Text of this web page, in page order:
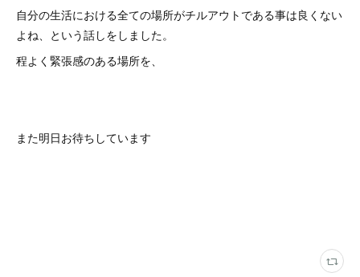
自分の生活における全ての場所がチルアウトである事は良くない
よね、という話しをしました。
程よく緊張感のある場所を、
また明日お待ちしています